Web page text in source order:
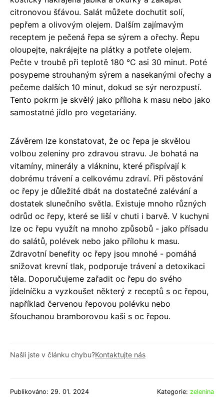
citronovou šťávou. Salát můžete dochutit solí,
pepřem a olivovým olejem. Dalším zajímavým
receptem je pečená řepa se sýrem a ořechy. Řepu
oloupejte, nakrájejte na plátky a potřete olejem.
Pečte v troubě při teplotě 180 °C asi 30 minut. Poté
posypeme strouhaným sýrem a nasekanými ořechy a
pečeme dalších 10 minut, dokud se sýr nerozpustí.
Tento pokrm je skvělý jako příloha k masu nebo jako
samostatné jídlo pro vegetariány.
Závěrem lze konstatovat, že oc řepa je skvělou
volbou zeleniny pro zdravou stravu. Je bohatá na
vitamíny, minerály a vlákninu, které přispívají k
dobrému trávení a celkovému zdraví. Při pěstování
oc řepy je důležité dbát na dostatečné zalévání a
dostatek slunečního světla. Existuje mnoho různých
odrůd oc řepy, které se liší v chuti i barvě. V kuchyni
lze oc řepu využít na mnoho způsobů - jako přísadu
do salátů, polévek nebo jako přílohu k masu.
Zdravotní benefity oc řepy jsou mnohé - pomáhá
snižovat krevní tlak, podporuje trávení a detoxikaci
těla. Doporučujeme zařadit oc řepu do svého
jídelníčku a vyzkoušet některý z receptů s oc řepou,
například červenou řepovou polévku nebo
šťouchanou bramborovou kaši s oc řepou.
Našli jste v článku chybu?Kontaktujte nás
Publikováno: 29. 01. 2024 Kategorie: zelenina